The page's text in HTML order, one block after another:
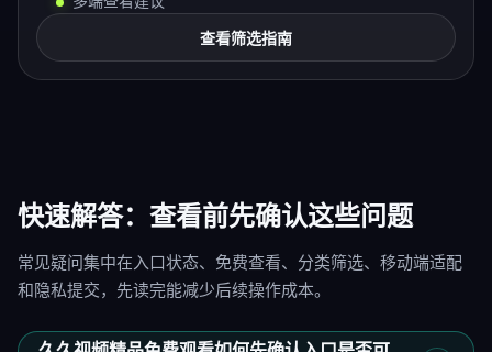
查看筛选指南
快速解答：查看前先确认这些问题
常见疑问集中在入口状态、免费查看、分类筛选、移动端适配
和隐私提交，先读完能减少后续操作成本。